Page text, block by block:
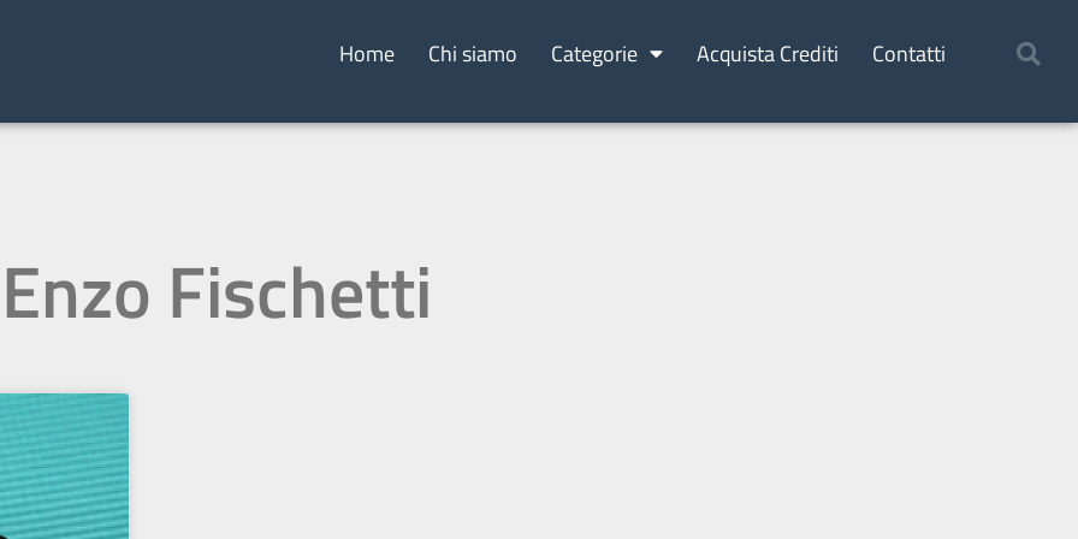
Home Chi siamo Categorie Acquista Crediti Contatti
Fischetti